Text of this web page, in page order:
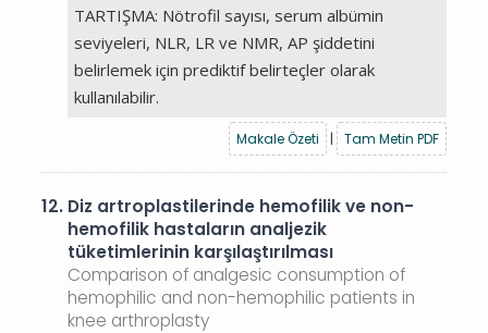
TARTIŞMA: Nötrofil sayısı, serum albümin
seviyeleri, NLR, LR ve NMR, AP şiddetini
belirlemek için prediktif belirteçler olarak
kullanılabilir.
Makale Özeti | Tam Metin PDF
12. Diz artroplastilerinde hemofilik ve non-
hemofilik hastaların analjezik
tüketimlerinin karşılaştırılması
Comparison of analgesic consumption of
hemophilic and non-hemophilic patients in
knee arthroplasty